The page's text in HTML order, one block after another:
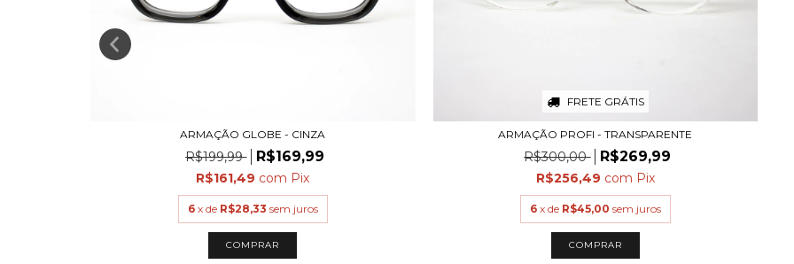
ARMAÇÃO GLOBE - CINZA
R$199,99 R$169,99
R$161,49 com Pix
6 x de R$28,33 sem juros
COMPRAR
FRETE GRÁTIS
ARMAÇÃO PROFI - TRANSPARENTE
R$300,00 R$269,99
R$256,49 com Pix
6 x de R$45,00 sem juros
COMPRAR